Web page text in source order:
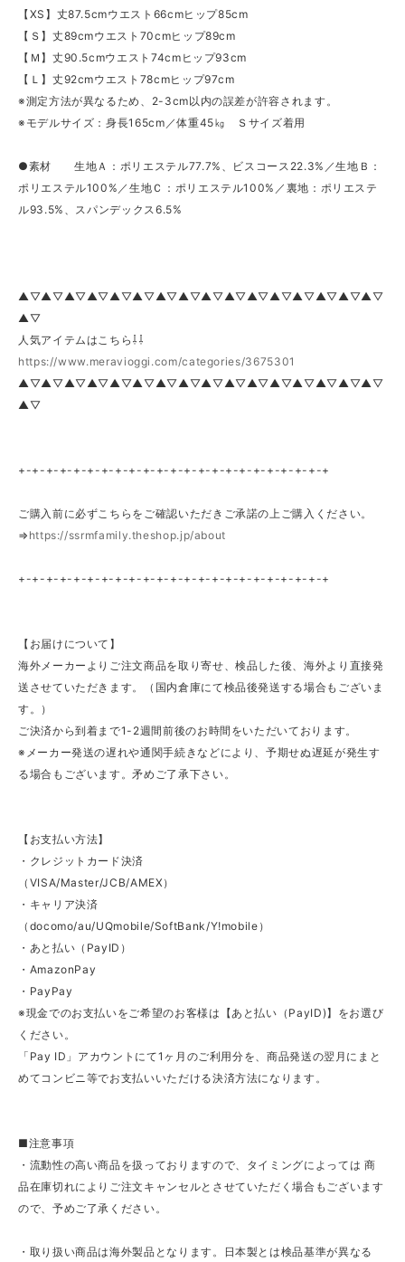
【XS】丈87.5cmウエスト66cmヒップ85cm
【Ｓ】丈89cmウエスト70cmヒップ89cm
【Ｍ】丈90.5cmウエスト74cmヒップ93cm
【Ｌ】丈92cmウエスト78cmヒップ97cm
※測定方法が異なるため、2-3cm以内の誤差が許容されます。
※モデルサイズ：身長165cm／体重45㎏ Ｓサイズ着用
●素材 生地Ａ：ポリエステル77.7%、ビスコース22.3%／生地Ｂ：
ポリエステル100%／生地Ｃ：ポリエステル100%／裏地：ポリエステ
ル93.5%、スパンデックス6.5%
▲▽▲▽▲▽▲▽▲▽▲▽▲▽▲▽▲▽▲▽▲▽▲▽▲▽▲▽▲▽▲▽
▲▽
人気アイテムはこちら⇩⇩
https://www.meravioggi.com/categories/3675301
▲▽▲▽▲▽▲▽▲▽▲▽▲▽▲▽▲▽▲▽▲▽▲▽▲▽▲▽▲▽▲▽
▲▽
+-+-+-+-+-+-+-+-+-+-+-+-+-+-+-+-+-+-+-+-+-+-+
ご購入前に必ずこちらをご確認いただきご承諾の上ご購入ください。
⇒ https://ssrmfamily.theshop.jp/about
+-+-+-+-+-+-+-+-+-+-+-+-+-+-+-+-+-+-+-+-+-+-+
【お届けについて】
海外メーカーよりご注文商品を取り寄せ、検品した後、海外より直接発
送させていただきます。（国内倉庫にて検品後発送する場合もございま
す。）
ご決済から到着まで1-2週間前後のお時間をいただいております。
※メーカー発送の遅れや通関手続きなどにより、予期せぬ遅延が発生す
る場合もございます。矛めご了承下さい。
【お支払い方法】
・クレジットカード決済
（VISA/Master/JCB/AMEX）
・キャリア決済
（docomo/au/UQmobile/SoftBank/Y!mobile）
・あと払い（PayID）
・AmazonPay
・PayPay
※現金でのお支払いをご希望のお客様は【あと払い（PayID)】をお選び
ください。
「Pay ID」アカウントにて1ヶ月のご利用分を、商品発送の翌月にまと
めてコンビニ等でお支払いいただける決済方法になります。
■注意事項
・流動性の高い商品を扱っておりますので、タイミングによっては 商
品在庫切れによりご注文キャンセルとさせていただく場合もございます
ので、予めご了承ください。
・取り扱い商品は海外製品となります。日本製とは検品基準が異なる